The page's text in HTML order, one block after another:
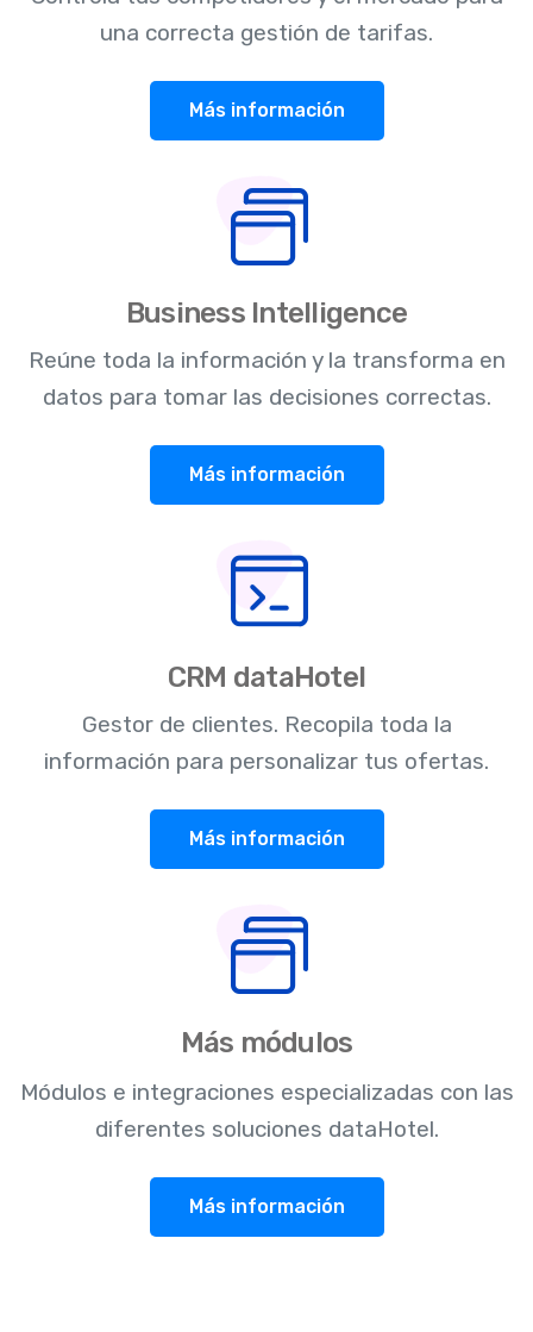
una correcta gestión de tarifas.
Más información
Business Intelligence
Reúne toda la información y la transforma en
datos para tomar las decisiones correctas.
Más información
CRM dataHotel
Gestor de clientes. Recopila toda la
información para personalizar tus ofertas.
Más información
Más módulos
Módulos e integraciones especializadas con las
diferentes soluciones dataHotel.
Más información